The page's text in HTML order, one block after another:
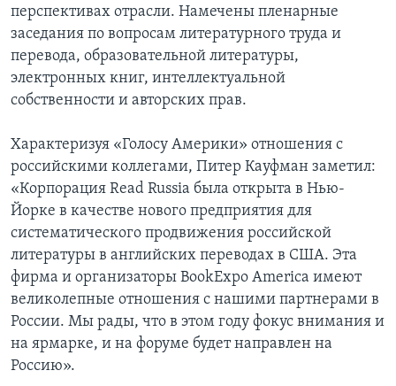
перспективах отрасли. Намечены пленарные
заседания по вопросам литературного труда и
перевода, образовательной литературы,
электронных книг, интеллектуальной
собственности и авторских прав.
Характеризуя «Голосу Америки» отношения с
российскими коллегами, Питер Кауфман заметил:
«Корпорация Read Russia была открыта в Нью-
Йорке в качестве нового предприятия для
систематического продвижения российской
литературы в английских переводах в США. Эта
фирма и организаторы BookExpo America имеют
великолепные отношения с нашими партнерами в
России. Мы рады, что в этом году фокус внимания и
на ярмарке, и на форуме будет направлен на
Россию».